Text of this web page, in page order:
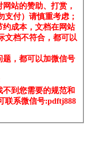
站的赞助、打赏，
支付）请慎重考虑；
约成本，文档在网站
文档不符合，都可以
题，都可以加微信号
到您需要的规范和
联系微信号:pdftj888